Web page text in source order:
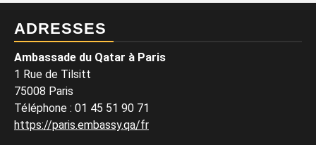
ADRESSES
Ambassade du Qatar à Paris
1 Rue de Tilsitt
75008 Paris
Téléphone : 01 45 51 90 71
https://paris.embassy.qa/fr